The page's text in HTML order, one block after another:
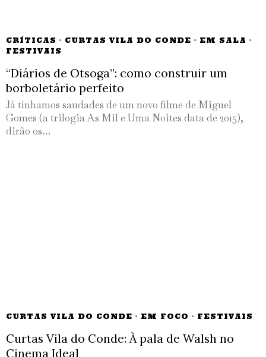
CRÍTICAS · CURTAS VILA DO CONDE · EM SALA ·
FESTIVAIS
“Diários de Otsoga”: como construir um
borboletário perfeito
Já tínhamos saudades de um novo filme de Miguel
Gomes (a trilogia As Mil e Uma Noites data de 2015),
dirão os…
CURTAS VILA DO CONDE · EM FOCO · FESTIVAIS
Curtas Vila do Conde: À pala de Walsh no
Cinema Ideal